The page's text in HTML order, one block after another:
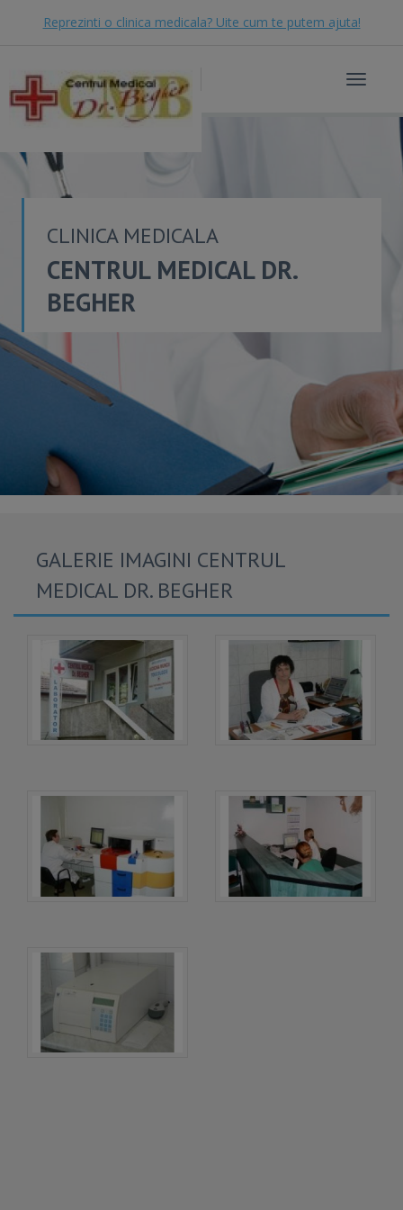
Reprezinti o clinica medicala? Uite cum te putem ajuta!
Toggle
CLINICA MEDICALA
CENTRUL MEDICAL DR.
BEGHER
GALERIE IMAGINI CENTRUL
MEDICAL DR. BEGHER